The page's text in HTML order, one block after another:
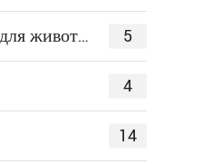
Мешок для корма для животных 5
4
14